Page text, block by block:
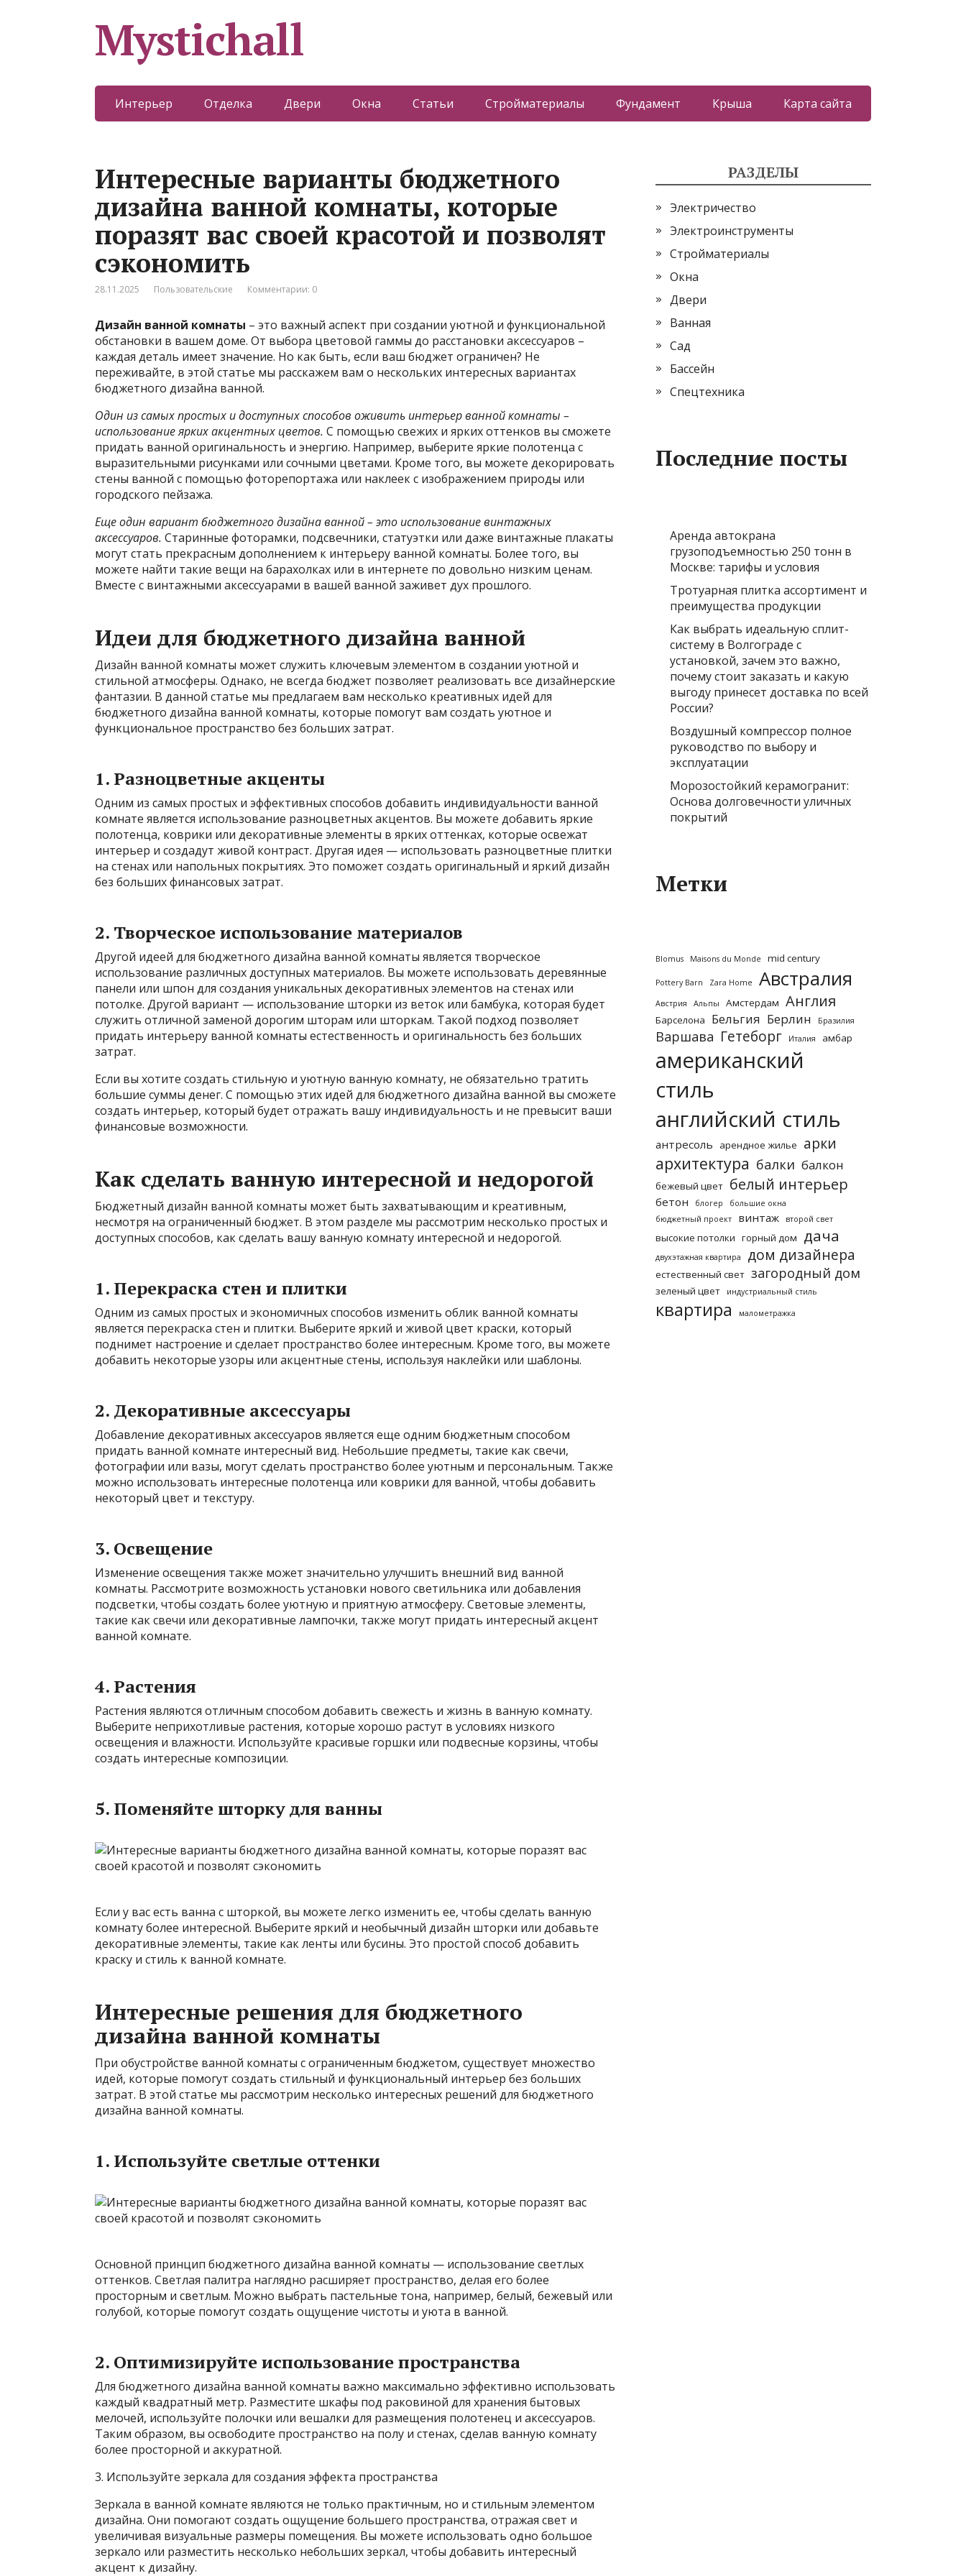
Mystichall
Интерьер Отделка Двери Окна Статьи Стройматериалы Фундамент Крыша Карта сайта
Интересные варианты бюджетного
дизайна ванной комнаты, которые
поразят вас своей красотой и позволят
сэкономить
28.11.2025 Пользовательские Комментарии: 0
Дизайн ванной комнаты – это важный аспект при создании уютной и функциональной
обстановки в вашем доме. От выбора цветовой гаммы до расстановки аксессуаров –
каждая деталь имеет значение. Но как быть, если ваш бюджет ограничен? Не
переживайте, в этой статье мы расскажем вам о нескольких интересных вариантах
бюджетного дизайна ванной.
Один из самых простых и доступных способов оживить интерьер ванной комнаты –
использование ярких акцентных цветов. С помощью свежих и ярких оттенков вы сможете
придать ванной оригинальность и энергию. Например, выберите яркие полотенца с
выразительными рисунками или сочными цветами. Кроме того, вы можете декорировать
стены ванной с помощью фоторепортажа или наклеек с изображением природы или
городского пейзажа.
Еще один вариант бюджетного дизайна ванной – это использование винтажных
аксессуаров. Старинные фоторамки, подсвечники, статуэтки или даже винтажные плакаты
могут стать прекрасным дополнением к интерьеру ванной комнаты. Более того, вы
можете найти такие вещи на барахолках или в интернете по довольно низким ценам.
Вместе с винтажными аксессуарами в вашей ванной заживет дух прошлого.
Идеи для бюджетного дизайна ванной
Дизайн ванной комнаты может служить ключевым элементом в создании уютной и
стильной атмосферы. Однако, не всегда бюджет позволяет реализовать все дизайнерские
фантазии. В данной статье мы предлагаем вам несколько креативных идей для
бюджетного дизайна ванной комнаты, которые помогут вам создать уютное и
функциональное пространство без больших затрат.
1. Разноцветные акценты
Одним из самых простых и эффективных способов добавить индивидуальности ванной
комнате является использование разноцветных акцентов. Вы можете добавить яркие
полотенца, коврики или декоративные элементы в ярких оттенках, которые освежат
интерьер и создадут живой контраст. Другая идея — использовать разноцветные плитки
на стенах или напольных покрытиях. Это поможет создать оригинальный и яркий дизайн
без больших финансовых затрат.
2. Творческое использование материалов
Другой идеей для бюджетного дизайна ванной комнаты является творческое
использование различных доступных материалов. Вы можете использовать деревянные
панели или шпон для создания уникальных декоративных элементов на стенах или
потолке. Другой вариант — использование шторки из веток или бамбука, которая будет
служить отличной заменой дорогим шторам или шторкам. Такой подход позволяет
придать интерьеру ванной комнаты естественность и оригинальность без больших
затрат.
Если вы хотите создать стильную и уютную ванную комнату, не обязательно тратить
большие суммы денег. С помощью этих идей для бюджетного дизайна ванной вы сможете
создать интерьер, который будет отражать вашу индивидуальность и не превысит ваши
финансовые возможности.
Как сделать ванную интересной и недорогой
Бюджетный дизайн ванной комнаты может быть захватывающим и креативным,
несмотря на ограниченный бюджет. В этом разделе мы рассмотрим несколько простых и
доступных способов, как сделать вашу ванную комнату интересной и недорогой.
1. Перекраска стен и плитки
Одним из самых простых и экономичных способов изменить облик ванной комнаты
является перекраска стен и плитки. Выберите яркий и живой цвет краски, который
поднимет настроение и сделает пространство более интересным. Кроме того, вы можете
добавить некоторые узоры или акцентные стены, используя наклейки или шаблоны.
2. Декоративные аксессуары
Добавление декоративных аксессуаров является еще одним бюджетным способом
придать ванной комнате интересный вид. Небольшие предметы, такие как свечи,
фотографии или вазы, могут сделать пространство более уютным и персональным. Также
можно использовать интересные полотенца или коврики для ванной, чтобы добавить
некоторый цвет и текстуру.
3. Освещение
Изменение освещения также может значительно улучшить внешний вид ванной
комнаты. Рассмотрите возможность установки нового светильника или добавления
подсветки, чтобы создать более уютную и приятную атмосферу. Световые элементы,
такие как свечи или декоративные лампочки, также могут придать интересный акцент
ванной комнате.
4. Растения
Растения являются отличным способом добавить свежесть и жизнь в ванную комнату.
Выберите неприхотливые растения, которые хорошо растут в условиях низкого
освещения и влажности. Используйте красивые горшки или подвесные корзины, чтобы
создать интересные композиции.
5. Поменяйте шторку для ванны
Если у вас есть ванна с шторкой, вы можете легко изменить ее, чтобы сделать ванную
комнату более интересной. Выберите яркий и необычный дизайн шторки или добавьте
декоративные элементы, такие как ленты или бусины. Это простой способ добавить
краску и стиль к ванной комнате.
Интересные решения для бюджетного
дизайна ванной комнаты
При обустройстве ванной комнаты с ограниченным бюджетом, существует множество
идей, которые помогут создать стильный и функциональный интерьер без больших
затрат. В этой статье мы рассмотрим несколько интересных решений для бюджетного
дизайна ванной комнаты.
1. Используйте светлые оттенки
Основной принцип бюджетного дизайна ванной комнаты — использование светлых
оттенков. Светлая палитра наглядно расширяет пространство, делая его более
просторным и светлым. Можно выбрать пастельные тона, например, белый, бежевый или
голубой, которые помогут создать ощущение чистоты и уюта в ванной.
2. Оптимизируйте использование пространства
Для бюджетного дизайна ванной комнаты важно максимально эффективно использовать
каждый квадратный метр. Разместите шкафы под раковиной для хранения бытовых
мелочей, используйте полочки или вешалки для размещения полотенец и аксессуаров.
Таким образом, вы освободите пространство на полу и стенах, сделав ванную комнату
более просторной и аккуратной.
3. Используйте зеркала для создания эффекта пространства
Зеркала в ванной комнате являются не только практичным, но и стильным элементом
дизайна. Они помогают создать ощущение большего пространства, отражая свет и
увеличивая визуальные размеры помещения. Вы можете использовать одно большое
зеркало или разместить несколько небольших зеркал, чтобы добавить интересный
акцент к дизайну.
РАЗДЕЛЫ
Электричество
Электроинструменты
Стройматериалы
Окна
Двери
Ванная
Сад
Бассейн
Спецтехника
Последние посты
Аренда автокрана
грузоподъемностью 250 тонн в
Москве: тарифы и условия
Тротуарная плитка ассортимент и
преимущества продукции
Как выбрать идеальную сплит-
систему в Волгограде с
установкой, зачем это важно,
почему стоит заказать и какую
выгоду принесет доставка по всей
России?
Воздушный компрессор полное
руководство по выбору и
эксплуатации
Морозостойкий керамогранит:
Основа долговечности уличных
покрытий
Метки
Blomus Maisons du Monde mid century
Pottery Barn Zara Home Австралия
Австрия Альпы Амстердам Англия
Барселона Бельгия Берлин Бразилия
Варшава Гетеборг Италия амбар
американский
стиль
английский стиль
антресоль арендное жилье арки
архитектура балки балкон
бежевый цвет белый интерьер
бетон блогер
большие окна
бюджетный проект
винтаж второй свет
высокие потолки горный дом дача
двухэтажная квартира дом дизайнера
естественный свет загородный дом
зеленый цвет индустриальный стиль
квартира малометражка